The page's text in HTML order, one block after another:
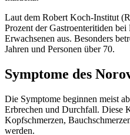
Laut dem Robert Koch-Institut
Prozent der Gastroenteritiden
Erwachsenen aus. Besonders
Jahren und Personen über 70.
Symptome des
Die Symptome beginnen meist
Erbrechen und Durchfall. Diese
Kopfschmerzen,
werden.